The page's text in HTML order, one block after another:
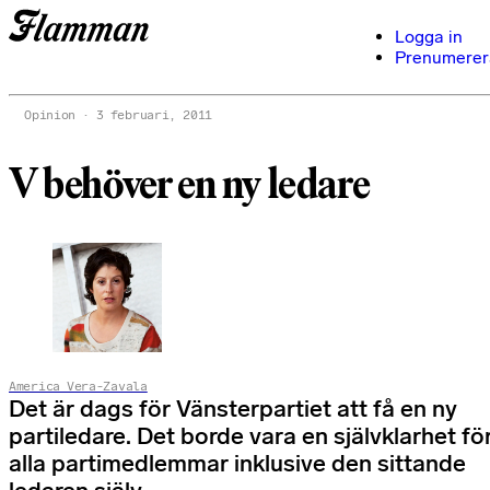
Logga in
Opinion 3 februari, 2011
V behöver en ny ledare
America Vera-Zavala
Det är dags för Vänsterpartiet att få en ny
partiledare. Det borde vara en självklarhet
alla partimedlemmar inklusive den sittande